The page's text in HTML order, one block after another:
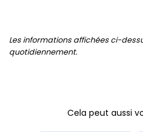
Les informations affichées ci-
quotidiennement.
Cela peut aussi